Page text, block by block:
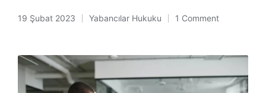
19 Şubat 2023
Posted
Yabancılar Hukuku 1 Comment